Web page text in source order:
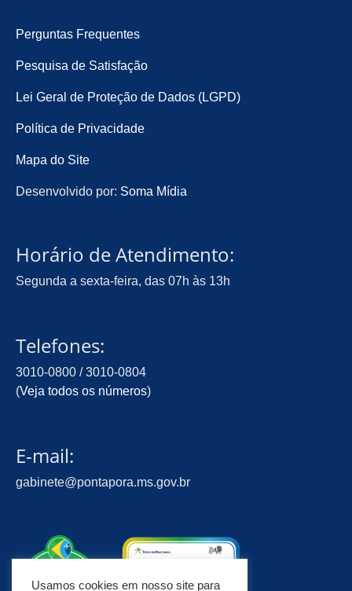
Perguntas Frequentes
Pesquisa de Satisfação
Lei Geral de Proteção de Dados (LGPD)
Política de Privacidade
Mapa do Site
Desenvolvido por: Soma Mídia
Horário de Atendimento:
Segunda a sexta-feira, das 07h às 13h
Telefones:
3010-0800 / 3010-0804
(Veja todos os números)
E-mail:
gabinete@pontapora.ms.gov.br
Usamos cookies em nosso site para